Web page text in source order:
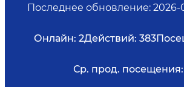
Последнее обновление: 2026-
Онлайн: 2Действий: 383
Ср. прод. посещения: